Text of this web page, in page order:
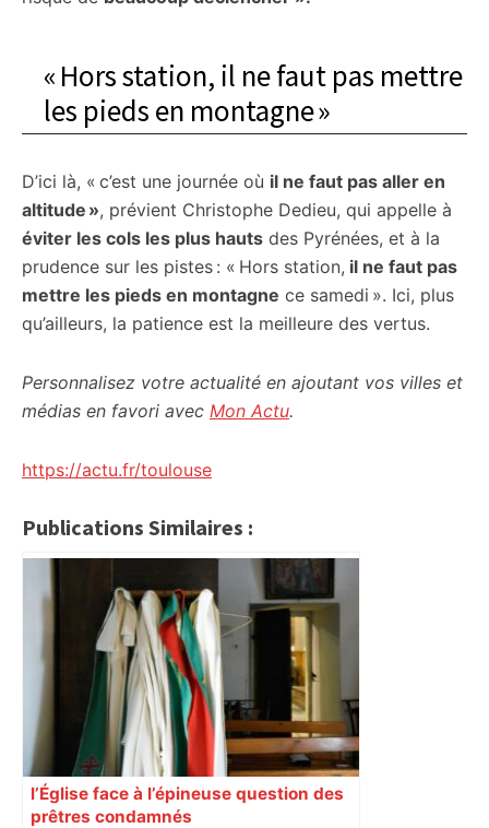
« Hors station, il ne faut pas mettre
les pieds en montagne »
D’ici là, « c’est une journée où il ne faut pas aller en
altitude », prévient Christophe Dedieu, qui appelle à
éviter les cols les plus hauts des Pyrénées, et à la
prudence sur les pistes : « Hors station, il ne faut pas
mettre les pieds en montagne ce samedi ». Ici, plus
qu’ailleurs, la patience est la meilleure des vertus.
Personnalisez votre actualité en ajoutant vos villes et
médias en favori avec Mon Actu.
https://actu.fr/toulouse
Publications Similaires :
l’Église face à l’épineuse question des
prêtres condamnés